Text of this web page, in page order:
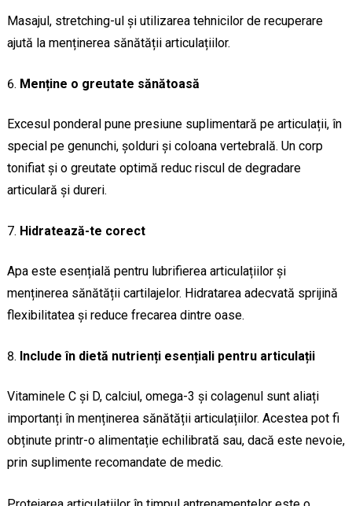
Masajul, stretching-ul și utilizarea tehnicilor de recuperare
ajută la menținerea sănătății articulațiilor.
Menține o greutate sănătoasă
Excesul ponderal pune presiune suplimentară pe articulații, în
special pe genunchi, șolduri și coloana vertebrală. Un corp
tonifiat și o greutate optimă reduc riscul de degradare
articulară și dureri.
Hidratează-te corect
Apa este esențială pentru lubrifierea articulațiilor și
menținerea sănătății cartilajelor. Hidratarea adecvată sprijină
flexibilitatea și reduce frecarea dintre oase.
Include în dietă nutrienți esențiali pentru articulații
Vitaminele C și D, calciul, omega-3 și colagenul sunt aliați
importanți în menținerea sănătății articulațiilor. Acestea pot fi
obținute printr-o alimentație echilibrată sau, dacă este nevoie,
prin suplimente recomandate de medic.